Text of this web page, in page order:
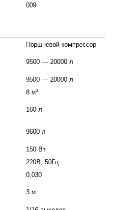
009
Поршневой компрессор
9500 — 20000 л
9500 — 20000 л
8 м³
160 л
9600 л
150 Вт
220В, 50Гц
0,030
3 м